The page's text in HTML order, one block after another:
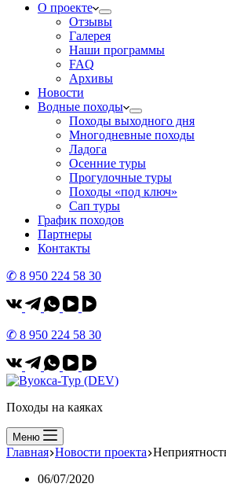
О проекте
Отзывы
Галерея
Наши программы
FAQ
Архивы
Новости
Водные походы
Походы выходного дня
Многодневные походы
Ладога
Осенние туры
Прогулочные туры
Походы «под ключ»
Сап туры
График походов
Партнеры
Контакты
✆ 8 950 224 58 30
✆ 8 950 224 58 30
Походы на каяках
Меню
Главная Новости проекта
06/07/2020